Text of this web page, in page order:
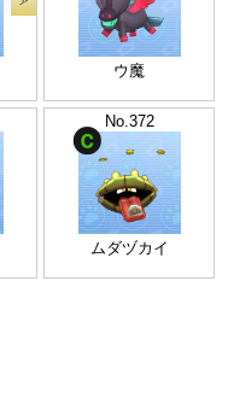
ウ魔
No.372
ムダヅカイ